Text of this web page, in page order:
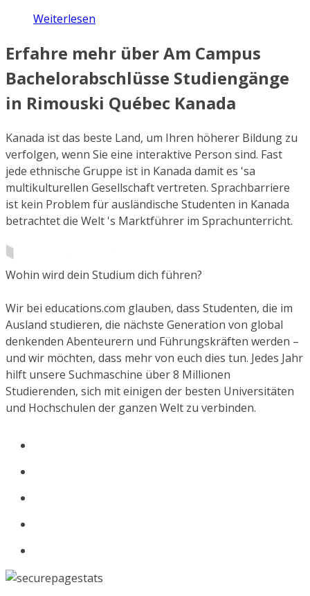
Weiterlesen
Erfahre mehr über Am Campus
Bachelorabschlüsse Studiengänge
in Rimouski Québec Kanada
Kanada ist das beste Land, um Ihren höherer Bildung zu
verfolgen, wenn Sie eine interaktive Person sind. Fast
jede ethnische Gruppe ist in Kanada damit es 'sa
multikulturellen Gesellschaft vertreten. Sprachbarriere
ist kein Problem für ausländische Studenten in Kanada
betrachtet die Welt 's Marktführer im Sprachunterricht.
Wohin wird dein Studium dich führen?
Wir bei educations.com glauben, dass Studenten, die im
Ausland studieren, die nächste Generation von global
denkenden Abenteurern und Führungskräften werden –
und wir möchten, dass mehr von euch dies tun. Jedes Jahr
hilft unsere Suchmaschine über 8 Millionen
Studierenden, sich mit einigen der besten Universitäten
und Hochschulen der ganzen Welt zu verbinden.